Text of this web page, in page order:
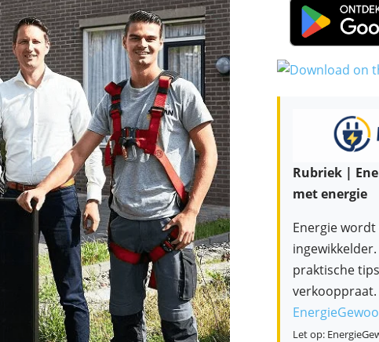
Rubriek |
met energie
Energie
praktische
verkooppraat.
Let op: